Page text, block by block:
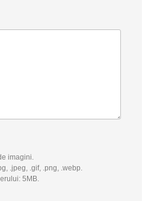
imagini.
.jpeg, .gif, .png, .webp.
5MB.